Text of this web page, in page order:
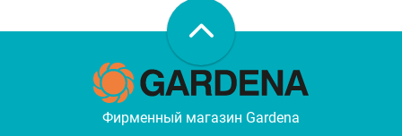
Фирменный магазин Gardena